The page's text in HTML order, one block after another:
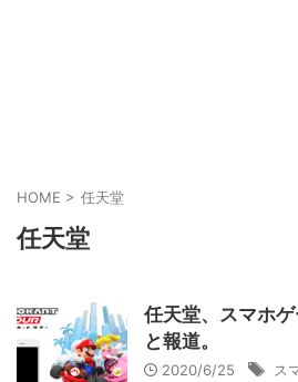
HOME > 任天堂
任天堂
任天堂、スマホ
と報道。
2020/6/25 ス